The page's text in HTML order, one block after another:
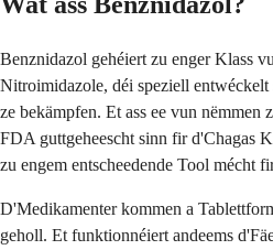
Benznidazol gehéiert zu enger Klass
Nitroimidazole, déi speziell
ze bekämpfen. Et ass ee vun nëmmen
FDA guttgeheescht sinn fir d'Chagas
zu engem entscheedende Tool mécht
D'Medikamenter kommen a
geholl. Et funktionnéiert andeems